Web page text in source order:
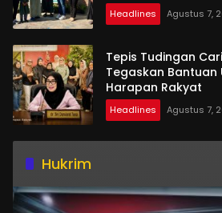
Headlines Agustus 7,
Tepis Tudingan
Tegaskan Bantuan
Harapan Rakyat
Headlines Agustus 7,
Hukrim